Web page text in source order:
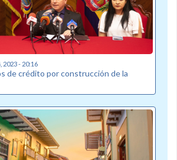
- 20:16
de crédito por construcción de la